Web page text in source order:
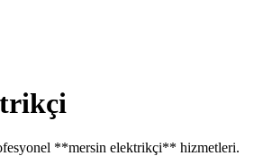
**mersin elektrikçi** hizmetleri.